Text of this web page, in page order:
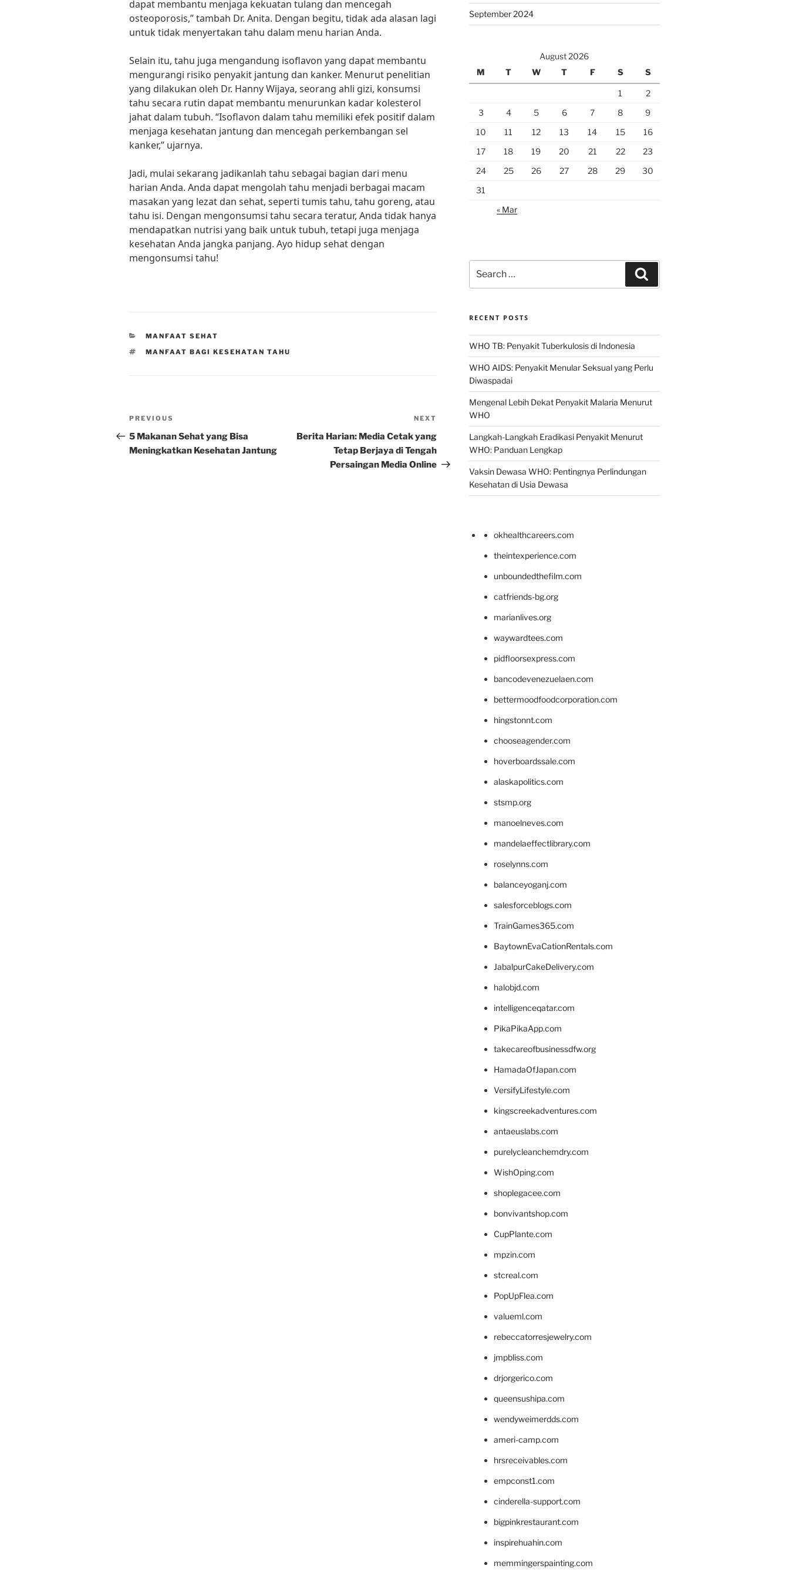
dapat membantu menjaga kekuatan tulang dan mencegah
osteoporosis,” tambah Dr. Anita. Dengan begitu, tidak ada alasan lagi
untuk tidak menyertakan tahu dalam menu harian Anda.
Selain itu, tahu juga mengandung isoflavon yang dapat membantu
mengurangi risiko penyakit jantung dan kanker. Menurut penelitian
yang dilakukan oleh Dr. Hanny Wijaya, seorang ahli gizi, konsumsi
tahu secara rutin dapat membantu menurunkan kadar kolesterol
jahat dalam tubuh. “Isoflavon dalam tahu memiliki efek positif dalam
menjaga kesehatan jantung dan mencegah perkembangan sel
kanker,” ujarnya.
Jadi, mulai sekarang jadikanlah tahu sebagai bagian dari menu
harian Anda. Anda dapat mengolah tahu menjadi berbagai macam
masakan yang lezat dan sehat, seperti tumis tahu, tahu goreng, atau
tahu isi. Dengan mengonsumsi tahu secara teratur, Anda tidak hanya
mendapatkan nutrisi yang baik untuk tubuh, tetapi juga menjaga
kesehatan Anda jangka panjang. Ayo hidup sehat dengan
mengonsumsi tahu!
CATEGORIES
MANFAAT SEHAT
TAGS
MANFAAT BAGI KESEHATAN TAHU
Post
navigation
Previous
Post
PREVIOUS
5 Makanan Sehat yang Bisa
Meningkatkan Kesehatan Jantung
Post
NEXT
Berita Harian: Media Cetak yang
Tetap Berjaya di Tengah
Persaingan Media Online
September 2024
August 2026
M
T W T F S S
1
2
3
4 5 6 7 8
9
10
11 12 13 14 15
16
17
18 19 20 21 22
23
24
25 26 27 28 29
30
31
« Mar
for:
RECENT POSTS
WHO TB: Penyakit Tuberkulosis di Indonesia
WHO AIDS: Penyakit Menular Seksual yang Perlu
Diwaspadai
Mengenal Lebih Dekat Penyakit Malaria Menurut
WHO
Langkah-Langkah Eradikasi Penyakit Menurut
WHO: Panduan Lengkap
Vaksin Dewasa WHO: Pentingnya Perlindungan
Kesehatan di Usia Dewasa
okhealthcareers.com
theintexperience.com
unboundedthefilm.com
catfriends-bg.org
marianlives.org
waywardtees.com
pidfloorsexpress.com
bancodevenezuelaen.com
bettermoodfoodcorporation.com
hingstonnt.com
chooseagender.com
hoverboardssale.com
alaskapolitics.com
stsmp.org
manoelneves.com
mandelaeffectlibrary.com
roselynns.com
balanceyoganj.com
salesforceblogs.com
TrainGames365.com
BaytownEvaCationRentals.com
JabalpurCakeDelivery.com
halobjd.com
intelligenceqatar.com
PikaPikaApp.com
takecareofbusinessdfw.org
HamadaOfJapan.com
VersifyLifestyle.com
kingscreekadventures.com
antaeuslabs.com
purelycleanchemdry.com
WishOping.com
shoplegacee.com
bonvivantshop.com
CupPlante.com
mpzin.com
stcreal.com
PopUpFlea.com
valueml.com
rebeccatorresjewelry.com
jmpbliss.com
drjorgerico.com
queensushipa.com
wendyweimerdds.com
ameri-camp.com
hrsreceivables.com
empconst1.com
cinderella-support.com
bigpinkrestaurant.com
inspirehuahin.com
memmingerspainting.com